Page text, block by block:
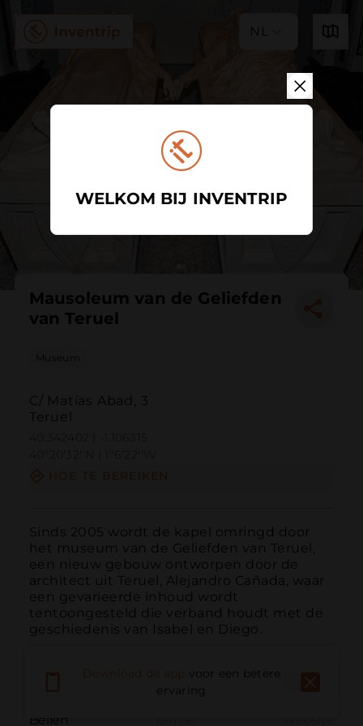
NL
Mausoleum van de Geliefden
van Teruel
Museum
C/ Matías Abad, 3
Teruel
Sinds 2005 wordt de kapel omringd door
het museum van de Geliefden van Teruel,
een nieuw gebouw ontworpen door de
architect uit Teruel, Alejandro Cañada, waar
een gevarieerde inhoud wordt
tentoongesteld die verband houdt met de
geschiedenis van Isabel en Diego.
Bellen
voor een betere
ervaring
WELKOM BIJ INVENTRIP